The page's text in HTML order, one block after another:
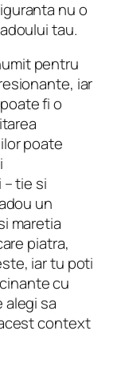
nu o
tau.
pentru
iar
fi o
poate
– tie si
un
maretia
piatra,
iar tu poti
cu
alegi sa
context